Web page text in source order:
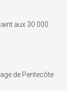
aux 30 000
de Pentecôte